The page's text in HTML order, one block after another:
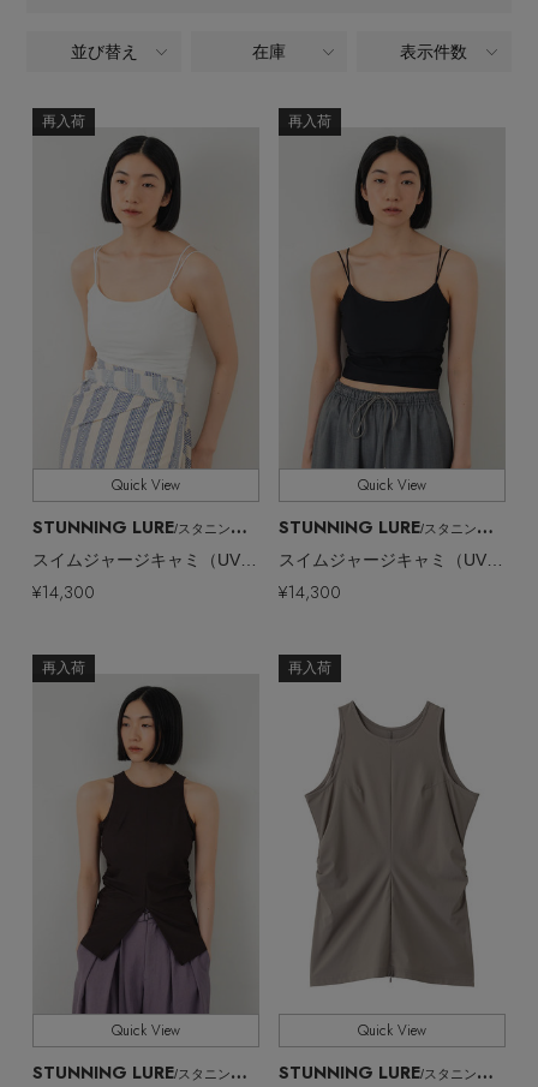
【ジュエリー】シルバーでクールに
コート
ルームウェア・パジャマ
ボディバッグ・ウェストポーチ
クラッチバッグ
ボストンバッグ
スーツケース
スマートフォンケース・タブレットケース
アイウェア
ベルト
グローブ
レッグウェア
ポーチ
チャーム・ストラップ
バングル・ブレスレット
リング
コサージュ・ブローチ
アンクレット
チャーム
インナー
シューズ
バッグ・小物
水着・スイムウェア
特集一覧
NEW IN BRAND
BRAND NEWS
HOT STYLE
EDITOR'S CLOSET
PERSONAL COLOR
エディター厳選ギフト
商品タイプ ALL
CATEGORY
ウェア,カットソー・Tシャツ,キャミソール・タン
クトップ
COLOR 全てのカラー
SIZE 全てのサイズ
販売状況 すべて
価格 全ての価格
並び替え 在庫 表示件数
再入荷
Quick View
STUNNING LURE/スタニングルアー
スイムジャージキャミ（UVカット・吸水速乾）
¥14,300
再入荷
Quick View
STUNNING LURE/スタニングルアー
スイムジャージキャミ（UVカット・吸水速乾）
¥14,300
再入荷
Quick View
STUNNING LURE/スタニングルアー
再入荷
Quick View
STUNNING LURE/スタニングルアー